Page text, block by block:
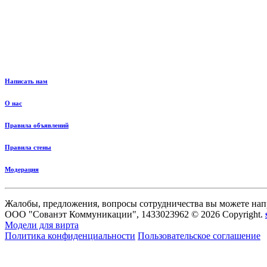
Написать нам
О нас
Правила объявлений
Правила стены
Модерация
Жалобы, предложения, вопросы сотрудничества вы можете
ООО "Сованэт Коммуникации", 1433023962 © 2026 Copyright.
Модели для вирта
Политика конфиденциальности Пользовательское соглашение